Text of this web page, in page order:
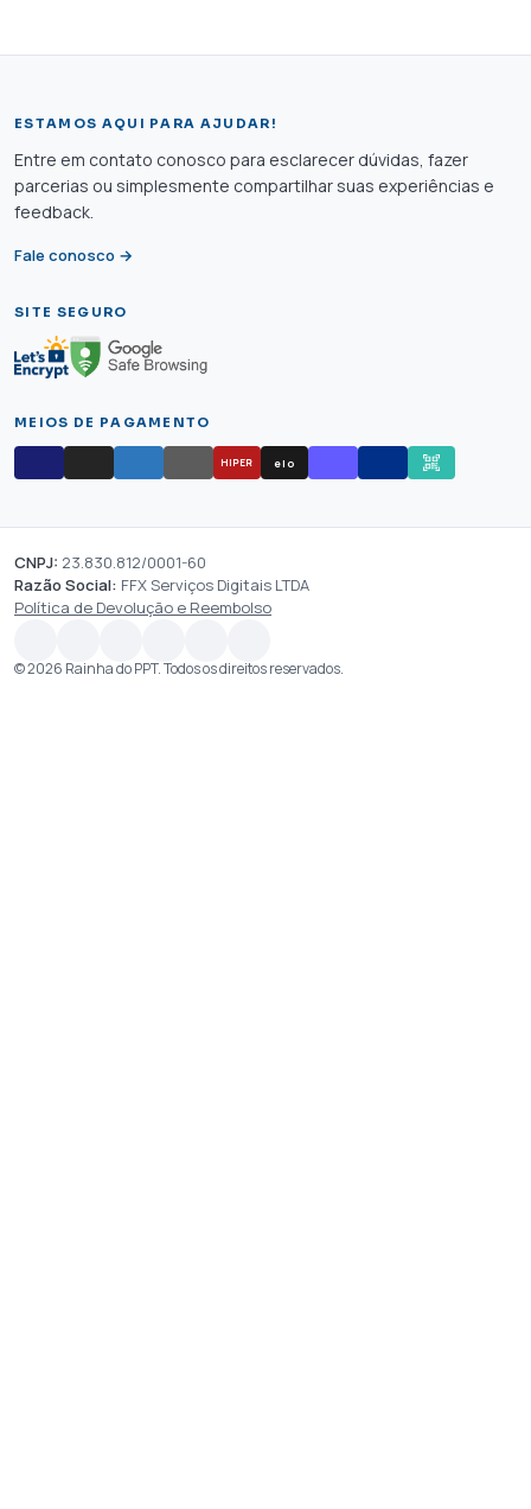
ESTAMOS AQUI PARA AJUDAR!
Entre em contato conosco para esclarecer dúvidas, fazer
parcerias ou simplesmente compartilhar suas experiências e
feedback.
Fale conosco →
SITE SEGURO
MEIOS DE PAGAMENTO
HIPER elo
CNPJ: 23.830.812/0001-60
Razão Social: FFX Serviços Digitais LTDA
Política de Devolução e Reembolso
© 2026 Rainha do PPT. Todos os direitos reservados.